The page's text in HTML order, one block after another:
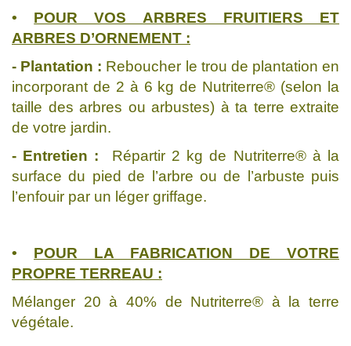
• POUR VOS ARBRES FRUITIERS ET
ARBRES D’ORNEMENT :
- Plantation : Reboucher le trou de plantation en
incorporant de 2 à 6 kg de Nutriterre® (selon la
taille des arbres ou arbustes) à ta terre extraite
de votre jardin.
- Entretien : Répartir 2 kg de Nutriterre® à la
surface du pied de l’arbre ou de l’arbuste puis
l’enfouir par un léger griffage.
• POUR LA FABRICATION DE VOTRE
PROPRE TERREAU :
Mélanger 20 à 40% de Nutriterre® à la terre
végétale.